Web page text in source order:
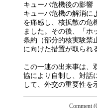
キューバ危機後の影響
キューバ危機の解消に
を痛感し、核拡散の危
ました。その後、「ホ
条約（部分的核実験禁
に向けた措置が取られ
この一連の出来事は、
協により自制し、対話
して、外交の重要性を
Comment